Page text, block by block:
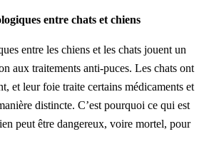
entre chats et chiens
entre les chiens et les chats jouent un
aux traitements anti-puces. Les chats ont
et leur foie traite certains médicaments et
distincte. C’est pourquoi ce qui est
peut être dangereux, voire mortel, pour